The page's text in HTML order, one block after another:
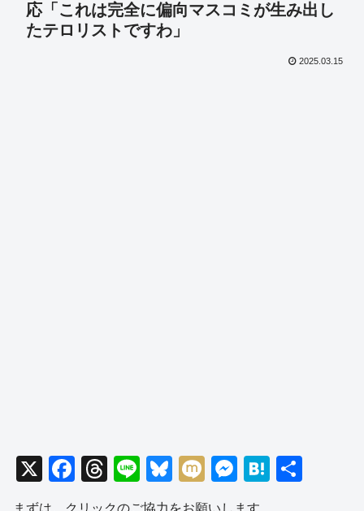
応「これは完全に偏向マスコミが生み出し
たテロリストですわ」
2025.03.15
X
F
a
T
hr
Li
n
Bl
u
M
ixi
M
e
H